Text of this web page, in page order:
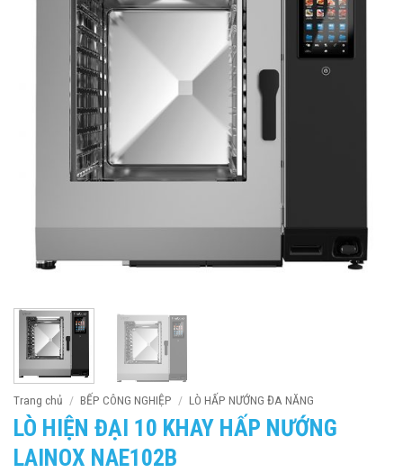
Trang chủ / BẾP CÔNG NGHIỆP / LÒ HẤP NƯỚNG ĐA NĂNG
LÒ HIỆN ĐẠI 10 KHAY HẤP NƯỚNG
LAINOX NAE102B